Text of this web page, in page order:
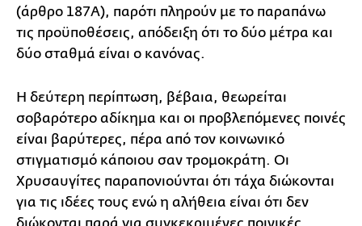
(άρθρο 187Α), παρότι πληρούν με το παραπάνω
τις προϋποθέσεις, απόδειξη ότι το δύο μέτρα και
δύο σταθμά είναι ο κανόνας.
Η δεύτερη περίπτωση, βέβαια, θεωρείται
σοβαρότερο αδίκημα και οι προβλεπόμενες ποινές
είναι βαρύτερες, πέρα από τον κοινωνικό
στιγματισμό κάποιου σαν τρομοκράτη. Οι
Χρυσαυγίτες παραπονιούνται ότι τάχα διώκονται
για τις ιδέες τους ενώ η αλήθεια είναι ότι δεν